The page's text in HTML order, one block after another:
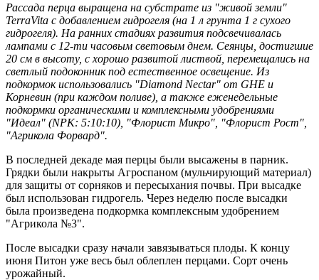
Рассада перца выращена на субстрате из "живой земли"
TerraVita с добавлением гидрогеля (на 1 л грунта 1 г сухого
гидрогеля). На ранних стадиях развития подсвечивалась
лампами с 12-ти часовым световым днем. Сеянцы, достигшие
20 см в высоту, с хорошо развитой листвой, перемещались на
светлый подоконник под естественное освещение. Из
подкормок использовались "Diamond Nectar" от GHE и
Корневин (при каждом поливе), а также еженедельные
подкормки органическими и комплексными удобрениями
"Идеал" (NPK: 5:10:10), "Флорист Микро", "Флорист Рост",
"Агрикола Форвард".
В последней декаде мая перцы были высажены в парник.
Грядки были накрыты Агроспаном (мульчирующий материал)
для защиты от сорняков и пересыхания почвы. При высадке
был использован гидрогель. Через неделю после высадки
была произведена подкормка комплексным удобрением
"Агрикола №3".
После высадки сразу начали завязываться плоды. К концу
июня Питон уже весь был облеплен перцами. Сорт очень
урожайный.